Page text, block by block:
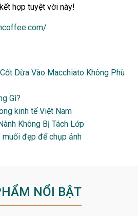
hợp tuyệt vời này!
Dừa Vào Macchiato Không Phù
Gì?
kinh tế Việt Nam
Không Bị Tách Lớp
muối đẹp để chụp ảnh
NỔI BẬT